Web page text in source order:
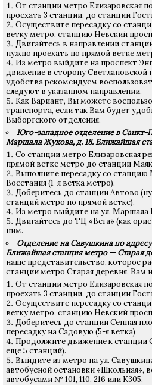
От станции метро Елизаровская
проехать 3 станции, до станции
Осуществите пересадку со
ветку метро, станцию Невский
Двигайтесь в направлении
нужно проехать по прямой ветке
Из метро выйдите на проспект
движение в сторону Светлановской
удобства рекомендуем
следуют в указанном направлении.
Как Вариант, Вы можете
транспорта, если так Вам будет
Выборгского отделения.
Юго-западное отделение в Санкт-
Маршала Жукова, д. 18. Ближайшая
Со станции метро Елизаровская
прямой ветке метро до станции
Выполните пересадку со станцию
Восстания (1-я ветка метро).
Доберитесь до станции Автово
станций метро по прямой ветке).
Из метро выйдите на ул. Маршала
Двигайтесь до ТЦ «Вега» (как
ним.
Отделение на Савушкина по
Ближайшая станция метро — Старая
наше представительство, которое
станции метро Старая деревня, Вам
От станции метро Елизаровская
проехать 3 станции, до станции
Осуществите пересадку со
ветку метро, станцию Невский
Доберитесь до станции Сенная
пересадку на Садовую (5-я ветка)
Продолжите движение к станции
еще 5 станций).
Выйдите из метро на ул.
автобусной остановки «Школьная»,
автобусами № 101, 110, 216 или К305.